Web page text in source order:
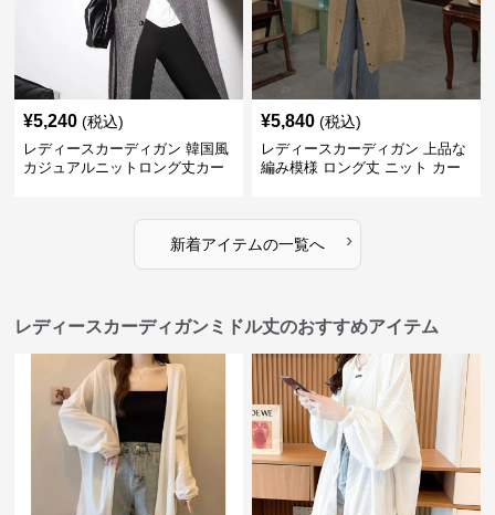
¥5,240 (税込)
レディースカーディガン 韓国風
カジュアルニットロング丈カー
¥5,840 (税込)
レディースカーディガン 上品な
編み模様 ロング丈 ニット カー
新着アイテムの一覧へ ›
レディースカーディガンミドル丈のおすすめアイテム